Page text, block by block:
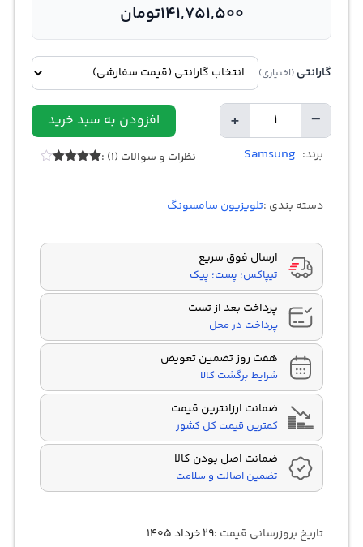
141,751,500تومان
گارانتی (اختیاری)
−
تعداد + افزودن به سبد خرید
برند: Samsung نظرات و سوالات (1) :
دسته بندی :تلویزیون سامسونگ
ارسال فوق سریع
تیپاکس؛ پست؛ پیک
پرداخت بعد از تست
پرداخت در محل
هفت روز تضمین تعویض
شرایط برگشت کالا
ضمانت ارزانترین قیمت
کمترین قیمت کل کشور
ضمانت اصل بودن کالا
تضمین اصالت و سلامت
تاریخ بروزرسانی قیمت :۲۹ خرداد ۱۴۰۵